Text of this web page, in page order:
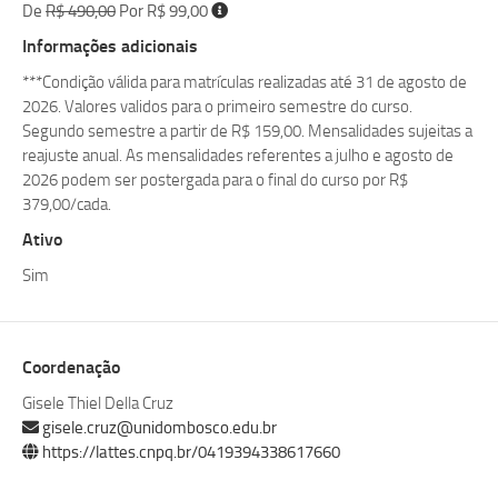
De R$ 490,00 Por R$ 99,00
Informações adicionais
***Condição válida para matrículas realizadas até 31 de agosto de
2026. Valores validos para o primeiro semestre do curso.
Segundo semestre a partir de R$ 159,00. Mensalidades sujeitas a
reajuste anual. As mensalidades referentes a julho e agosto de
2026 podem ser postergada para o final do curso por R$
379,00/cada.
Ativo
Sim
Coordenação
Gisele Thiel Della Cruz
gisele.cruz@unidombosco.edu.br
https://lattes.cnpq.br/0419394338617660